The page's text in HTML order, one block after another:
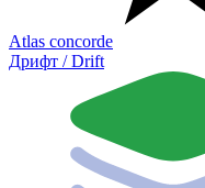
Atlas concorde
Дрифт / Drift